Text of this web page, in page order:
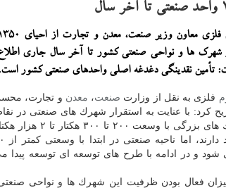
به گزارش لوازم فلزی معاون وزیر صنعت، معدن و تجارت از
شهرك ها و نواحی صنعتی كشور تا آخر سال جاری
تأمین نقدینگی دغدغه اصلی واحدهای صنعتی كشور
فلزی به نقل از وزارت صنعت، معدن و تجارت،
كرد: با عنایت به استقرار شهرك های صنعتی در
مختلف، شهرك های بزرگی با وسعت ۲۰۰ تا ۳۰۰ هكتار تا ۲
در كشور
شود و در ادامه با طرح های توسعه ای توسعه پیدا
فعال بودن ظرفیت این شهرك ها و نواحی